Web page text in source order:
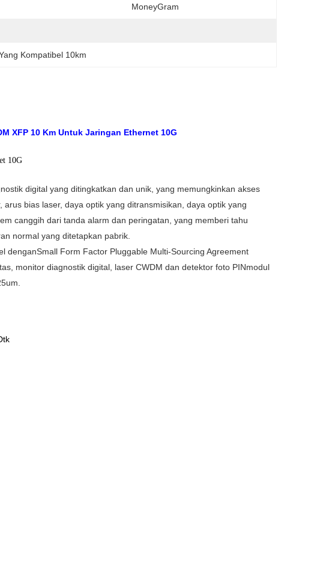
MoneyGram
Kompatibel 10km
XFP 10 Km Untuk Jaringan Ethernet 10G
10G
digital yang ditingkatkan dan unik, yang memungkinkan akses
bias laser, daya optik yang ditransmisikan, daya optik yang
canggih dari tanda alarm dan peringatan, yang memberi tahu
normal yang ditetapkan pabrik.
denganSmall Form Factor Pluggable Multi-Sourcing Agreement
monitor diagnostik digital, laser CWDM dan detektor foto PINmodul